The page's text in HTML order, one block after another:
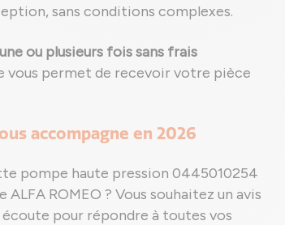
sans conditions complexes.
une ou plusieurs fois sans frais
vous permet de recevoir votre pièce
accompagne en 2026
pompe haute pression 0445010254
ROMEO ? Vous souhaitez un avis
pour répondre à toutes vos